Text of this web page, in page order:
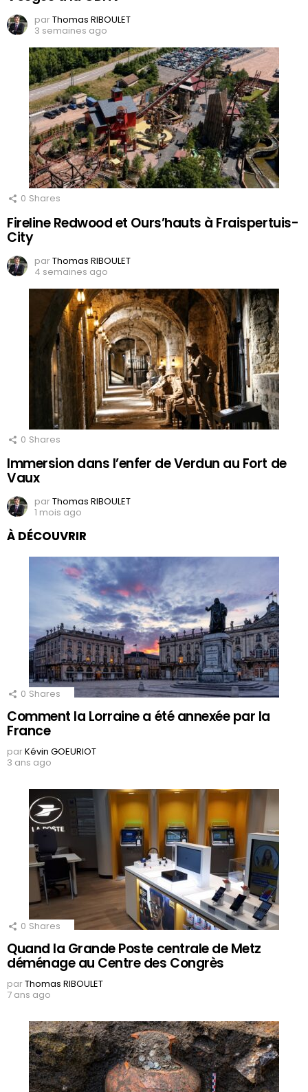
parThomas RIBOULET
3 semaines ago
0 Shares
Fireline Redwood et Ours’hauts à Fraispertuis-
City
parThomas RIBOULET
4 semaines ago
0 Shares
Immersion dans l’enfer de Verdun au Fort de
Vaux
parThomas RIBOULET
1 mois ago
À DÉCOUVRIR
0 Shares
Comment la Lorraine a été annexée par la
France
parKévin GOEURIOT
3 ans ago
0 Shares
Quand la Grande Poste centrale de Metz
déménage au Centre des Congrès
parThomas RIBOULET
7 ans ago